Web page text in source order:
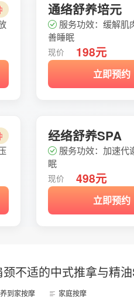
通络舒养培元
服务功效：缓解肌
善睡眠
现价 198元
立即预约
经络舒养SPA
服务功效：加速代
眠
现价 498元
立即预约
不适的中式推拿与精
到家按摩 家庭按摩